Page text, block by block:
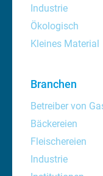
Industrie
Ökologisch
Kleines Material
Branchen
Betreiber von
Bäckereien
Fleischereien
Industrie